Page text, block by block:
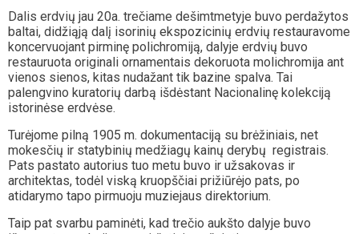
Dalis erdvių jau 20a. trečiame dešimtmetyje buvo perdažytos
baltai, didžiąją dalį isorinių ekspozicinių erdvių restauravome
koncervuojant pirminę polichromiją, dalyje erdvių buvo
restauruota originali ornamentais dekoruota molichromija ant
vienos sienos, kitas nudažant tik bazine spalva. Tai
palengvino kuratorių darbą išdėstant Nacionalinę kolekciją
istorinėse erdvėse.
Turėjome pilną 1905 m. dokumentaciją su brėžiniais, net
mokesčių ir statybinių medžiagų kainų derybų registrais.
Pats pastato autorius tuo metu buvo ir užsakovas ir
architektas, todėl viską kruopščiai prižiūrėjo pats, po
atidarymo tapo pirmuoju muziejaus direktorium.
Taip pat svarbu paminėti, kad trečio aukšto dalyje buvo